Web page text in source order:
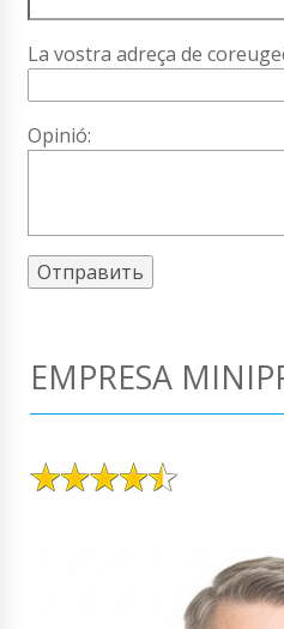
La vostra adreça de
Opinió:
EMPRESA